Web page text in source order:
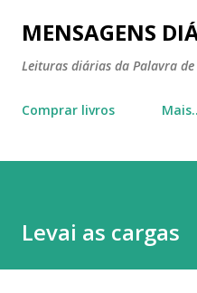
Pular para o
MENSAGENS
Leituras diárias da Palavra de
Comprar livros
Levai as cargas